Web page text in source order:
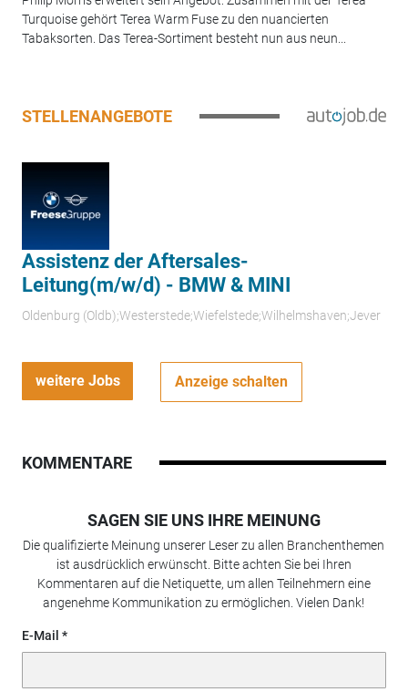
Turquoise gehört Terea Warm Fuse zu den nuancierten
Tabaksorten. Das Terea-Sortiment besteht nun aus neun...
STELLENANGEBOTE
Assistenz der Aftersales-
Leitung(m/w/d) - BMW & MINI
Oldenburg (Oldb);Westerstede;Wiefelstede;Wilhelmshaven;Jever
weitere Jobs Anzeige schalten
KOMMENTARE
SAGEN SIE UNS IHRE MEINUNG
Die qualifizierte Meinung unserer Leser zu allen Branchenthemen
ist ausdrücklich erwünscht. Bitte achten Sie bei Ihren
Kommentaren auf die Netiquette, um allen Teilnehmern eine
angenehme Kommunikation zu ermöglichen. Vielen Dank!
E-Mail